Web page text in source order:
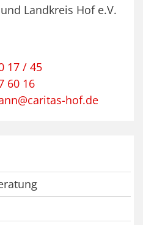
Landkreis Hof e.V.
17 / 45
60 16
hof.de